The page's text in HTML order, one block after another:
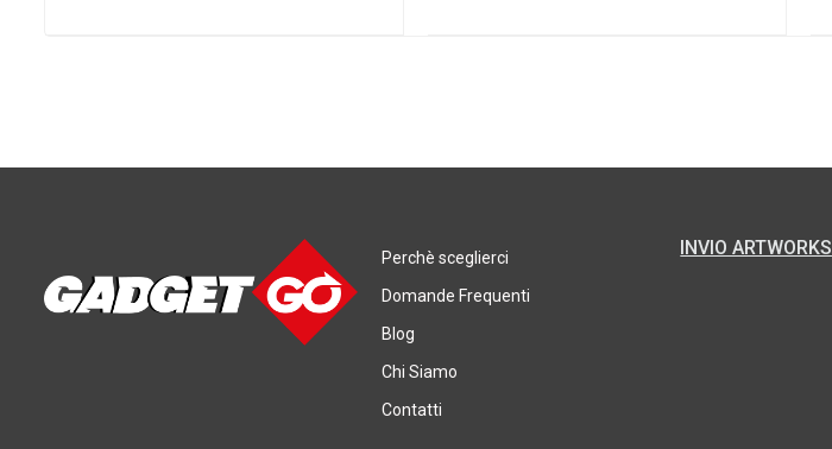
Perchè sceglierci
Domande Frequenti
Blog
Chi Siamo
Contatti
INVIO ARTWORKS